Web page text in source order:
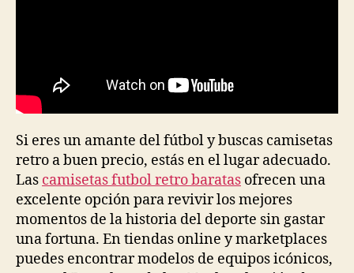
Si eres un amante del fútbol y buscas camisetas
retro a buen precio, estás en el lugar adecuado.
Las camisetas futbol retro baratas ofrecen una
excelente opción para revivir los mejores
momentos de la historia del deporte sin gastar
una fortuna. En tiendas online y marketplaces
puedes encontrar modelos de equipos icónicos,